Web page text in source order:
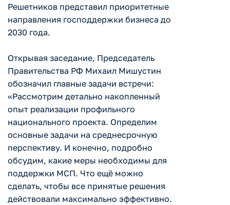
Решетников представил приоритетные
направления господдержки бизнеса до
2030 года.
Открывая заседание, Председатель
Правительства РФ Михаил Мишустин
обозначил главные задачи встречи:
«Рассмотрим детально накопленный
опыт реализации профильного
национального проекта. Определим
основные задачи на среднесрочную
перспективу. И конечно, подробно
обсудим, какие меры необходимы для
поддержки МСП. Что ещё можно
сделать, чтобы все принятые решения
действовали максимально эффективно.